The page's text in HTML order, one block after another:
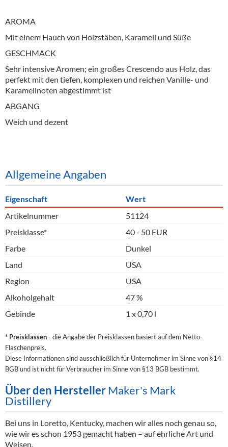
AROMA
Mit einem Hauch von Holzstäben, Karamell und Süße
GESCHMACK
Sehr intensive Aromen; ein großes Crescendo aus Holz, das
perfekt mit den tiefen, komplexen und reichen Vanille- und
Karamellnoten abgestimmt ist
ABGANG
Weich und dezent
Allgemeine Angaben
Eigenschaft
Wert
Artikelnummer
51124
Preisklasse*
40 - 50 EUR
Farbe
Dunkel
Land
USA
Region
USA
Alkoholgehalt
47 %
Gebinde
1 x 0,70 l
* Preisklassen- die Angabe der Preisklassen basiert auf dem Netto-
Flaschenpreis.
Diese Informationen sind ausschließlich für Unternehmer im Sinne von §14
BGB und ist nicht für Verbraucher im Sinne von §13 BGB bestimmt.
Über den Hersteller Maker's Mark
Distillery
Bei uns in Loretto, Kentucky, machen wir alles noch genau so,
wie wir es schon 1953 gemacht haben – auf ehrliche Art und
Weisen.